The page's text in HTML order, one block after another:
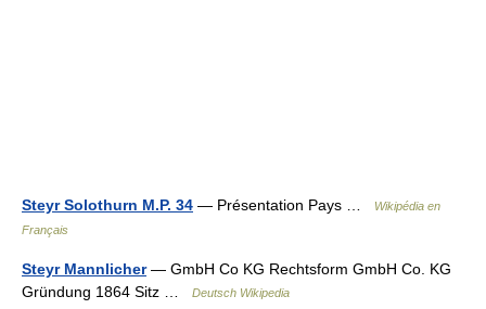
Steyr Solothurn M.P. 34 — Présentation Pays …
Wikipédia en
Français
Steyr Mannlicher— GmbH Co KG Rechtsform GmbH Co. KG
Gründung 1864 Sitz …
Deutsch Wikipedia